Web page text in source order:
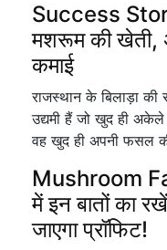
Success
मशरूम की खेती,
कमाई
राजस्थान के बिलाड़ा की
उद्यमी हैं जो खुद ही
वह खुद ही अपनी फसल
Mushroom
में इन बातों का
जाएगा प्रॉफिट!